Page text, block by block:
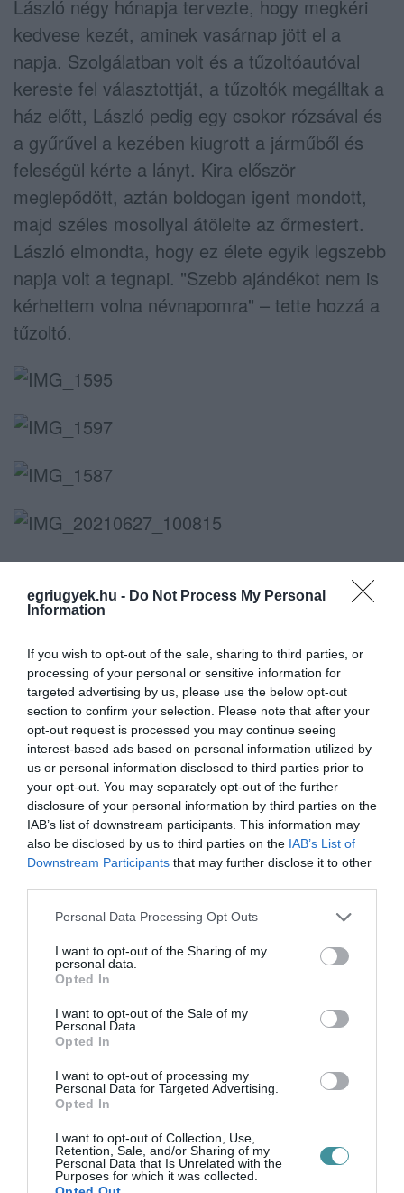
egriugyek.hu - Do Not Process My Personal
Information
If you wish to opt-out of the sale, sharing to third parties, or
processing of your personal or sensitive information for
targeted advertising by us, please use the below opt-out
section to confirm your selection. Please note that after your
opt-out request is processed you may continue seeing
interest-based ads based on personal information utilized by
us or personal information disclosed to third parties prior to
your opt-out. You may separately opt-out of the further
disclosure of your personal information by third parties on the
IAB’s list of downstream participants. This information may
also be disclosed by us to third parties on the IAB’s List of
Downstream Participants that may further disclose it to other
Please note that this website/app uses one or more Google
not limited to your visit or usage behaviour. You may click to
grant or deny consent to Google and its third-party tags to
use your data for below specified purposes in below Google
consent section.
Personal Data Processing Opt Outs
I want to opt-out of the Sharing of my
personal data.
Opted In
I want to opt-out of the Sale of my
Personal Data.
Opted In
I want to opt-out of processing my
Personal Data for Targeted Advertising.
Opted In
I want to opt-out of Collection, Use,
Retention, Sale, and/or Sharing of my
Personal Data that Is Unrelated with the
Purposes for which it was collected.
László négy hónapja tervezte, hogy megkéri
kedvese kezét, aminek vasárnap jött el a
napja. Szolgálatban volt és a tűzoltóautóval
kereste fel választottját, a tűzoltók megálltak a
ház előtt, László pedig egy csokor rózsával és
a gyűrűvel a kezében kiugrott a járműből és
feleségül kérte a lányt. Kira először
meglepődött, aztán boldogan igent mondott,
majd széles mosollyal átölelte az őrmestert.
László elmondta, hogy ez élete egyik legszebb
napja volt a tegnapi. "Szebb ajándékot nem is
kérhettem volna névnapomra" – tette hozzá a
tűzoltó.
(Képek forrása: Egri Hivatásos Tűzoltó-
parancsnokság)
Ne maradjon le a legfrissebb hírekről, kövessen
bennünket az EGRI ÜGYEK Google Hírek oldalán!
VISSZA A FŐOLDALRA
TÖBB MINT EGY HÓNAP IS LEHET, MIRE
TELJESEN ÚJRAINDUL A P...
DIGITÁLIS TANULÁS ELŐNYEI
2026. augusztus 07|Promóció